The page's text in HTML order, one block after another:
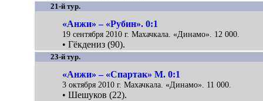
21-й тур.
«Анжи» – «Рубин». 0:1
19 сентября 2010 г. Махачкала. «Динамо». 12 000.
• Гёкдениз (90).
23-й тур.
«Анжи» – «Спартак» М. 0:1
3 октября 2010 г. Махачкала. «Динамо». 11 000.
• Шешуков (22).